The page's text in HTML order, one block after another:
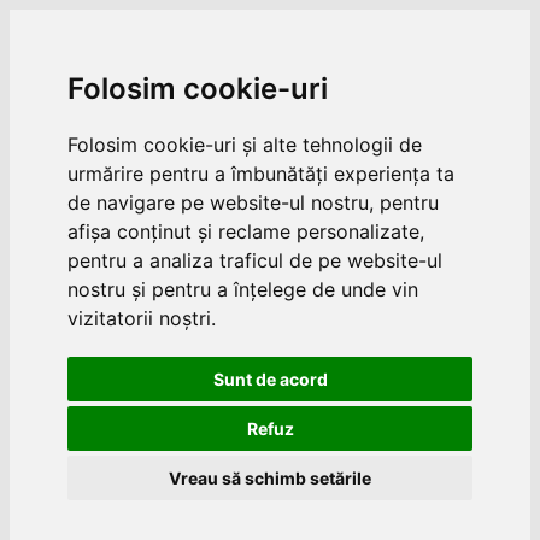
Folosim cookie-uri
Folosim cookie-uri și alte tehnologii de
urmărire pentru a îmbunătăți experiența ta
de navigare pe website-ul nostru, pentru
afișa conținut și reclame personalizate,
pentru a analiza traficul de pe website-ul
nostru și pentru a înțelege de unde vin
vizitatorii noștri.
Sunt de acord
Refuz
Vreau să schimb setările